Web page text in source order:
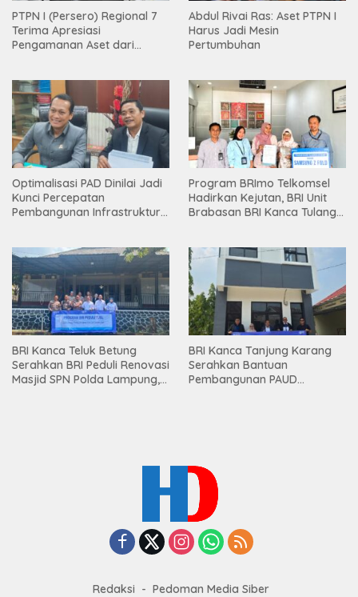
PTPN I (Persero) Regional 7
Terima Apresiasi
Pengamanan Aset dari
Abdul Rivai Ras: Aset PTPN I
Harus Jadi Mesin
Pertumbuhan
Optimalisasi PAD Dinilai Jadi
Kunci Percepatan
Pembangunan Infrastruktur
Program BRImo Telkomsel
Hadirkan Kejutan, BRI Unit
Brabasan BRI Kanca Tulang
Mesuji
BRI Kanca Teluk Betung
Serahkan BRI Peduli Renovasi
Masjid SPN Polda Lampung,
BRI Kanca Tanjung Karang
Serahkan Bantuan
Pembangunan PAUD
Redaksi Pedoman Media Siber